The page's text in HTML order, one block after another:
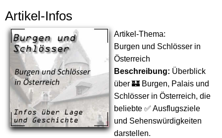
Artikel-Infos
Artikel-Thema:
Burgen und Schlösser in
Österreich
Beschreibung: Überblick
über 🏰 Burgen, Palais und
Schlösser in Österreich, die
beliebte ✅ Ausflugsziele
und Sehenswürdigkeiten
darstellen.